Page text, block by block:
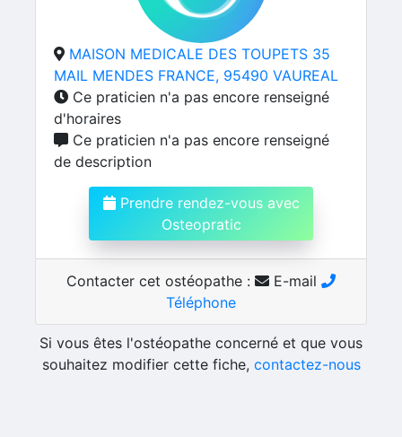
MAISON MEDICALE DES TOUPETS 35
MAIL MENDES FRANCE, 95490 VAUREAL
Ce praticien n'a pas encore renseigné
d'horaires
Ce praticien n'a pas encore renseigné
de description
Prendre rendez-vous avec
Osteopratic
Contacter cet ostéopathe :
E-mail
Téléphone
Si vous êtes l'ostéopathe concerné et que vous
souhaitez modifier cette fiche, contactez-nous